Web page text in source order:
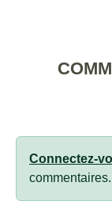
Connectez-
commentaires.